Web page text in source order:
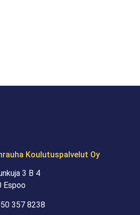
Koulutuspalvelut Oy
3 B 4
Espoo
357 8238